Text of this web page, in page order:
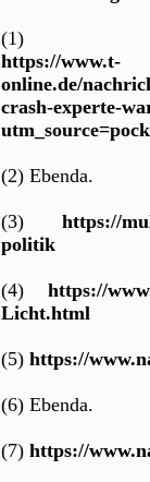
(1)
https://www.t-
online.de/
crash-experte-
(2) Ebenda.
(3) https://
politik
(4) https://
Licht.html
(5) https://
(6) Ebenda.
(7) https://